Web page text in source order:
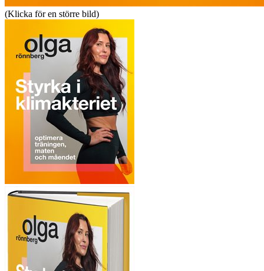
(Klicka för en större bild)